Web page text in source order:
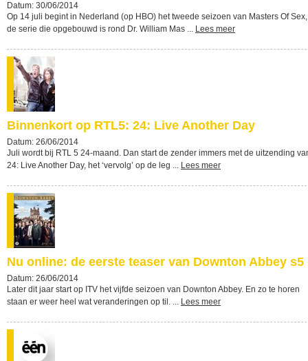
Datum: 30/06/2014
Op 14 juli begint in Nederland (op HBO) het tweede seizoen van Masters Of Sex,
de serie die opgebouwd is rond Dr. William Mas ... Lees meer
Binnenkort op RTL5: 24: Live Another Day
Datum: 26/06/2014
Juli wordt bij RTL 5 24-maand. Dan start de zender immers met de uitzending
24: Live Another Day, het ‘vervolg’ op de leg ... Lees meer
Nu online: de eerste teaser van Downton Abbey s5
Datum: 26/06/2014
Later dit jaar start op ITV het vijfde seizoen van Downton Abbey. En zo te horen
staan er weer heel wat veranderingen op til. ... Lees meer